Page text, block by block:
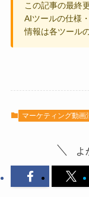
この記事の最終
AIツールの仕様
情報は各ツール
マーケティング動画